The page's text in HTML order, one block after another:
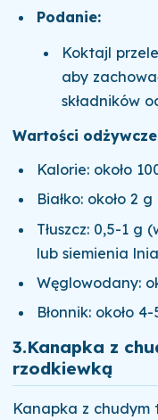
Podanie:
Koktajl
aby
składników
Wartości
Kalorie: około
Białko: około 2 g
Tłuszcz: 0,5-1 g
lub siemienia
Węglowodany:
Błonnik: około
3.Kanapka z
rzodkiewką
Kanapka z